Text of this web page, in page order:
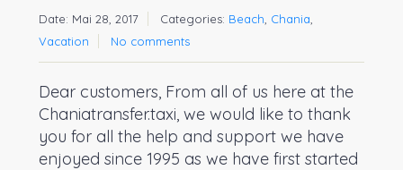
Date: Mai 28, 2017 Categories: Beach Chania
Vacation
No comments
Dear customers, From all of us here at the
Chaniatransfer.taxi, we would like to thank
you for all the help and support we have
enjoyed since 1995 as we have first started